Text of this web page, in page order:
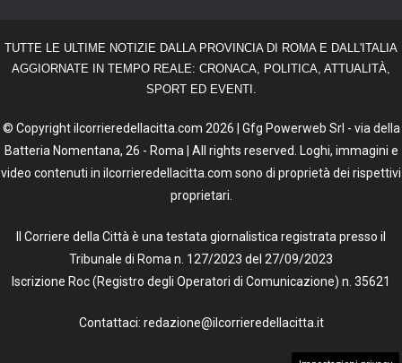
TUTTE LE ULTIME NOTIZIE DALLA PROVINCIA DI ROMA E DALL'ITALIA
AGGIORNATE IN TEMPO REALE: CRONACA, POLITICA, ATTUALITÀ,
SPORT ED EVENTI.
© Copyright ilcorrieredellacitta.com 2026 | Gfg Powerweb Srl - via della
Batteria Nomentana, 26 - Roma | All rights reserved. Loghi, immagini e
video contenuti in ilcorrieredellacitta.com sono di proprietà dei rispettivi
proprietari.
Il Corriere della Città è una testata giornalistica registrata presso il
Tribunale di Roma n. 127/2023 del 27/09/2023
Iscrizione Roc (Registro degli Operatori di Comunicazione) n. 35621
Contattaci: redazione@ilcorrieredellacitta.it